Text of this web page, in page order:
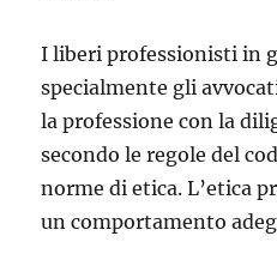
I liberi professionisti in
specialmente gli
la professione con la
secondo le regole del
norme di etica. L’etica
un comportamento